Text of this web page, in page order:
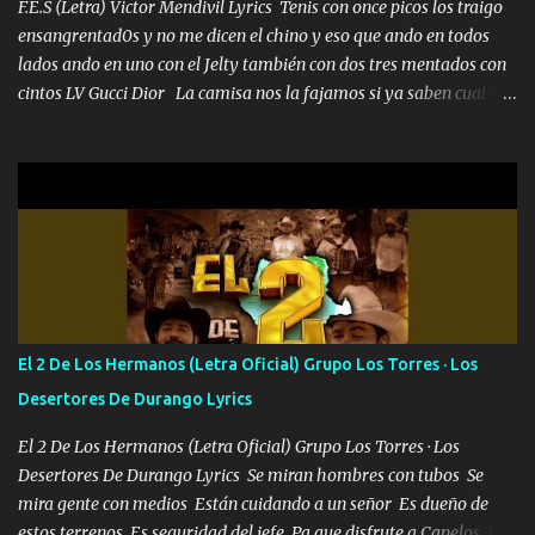
F.E.S (Letra) Victor Mendivil Lyrics Tenis con once picos los traigo
ensangrentad0s y no me dicen el chino y eso que ando en todos
lados ando en uno con el Jelty también con dos tres mentados con
cintos LV Gucci Dior La camisa nos la fajamos si ya saben cual es
estándares 110 mil records de pistas no me falta mucho para
verme en las revistas Ya pasé Italia Japón Madrid Milán y también
Francia ropa de 100.000 bolas Louis vuitton es mi fragancia
repleta de presidentes la bolsa estoy en mi pic si no se han dado
cuenta chequeen gráficas del kitch
El 2 De Los Hermanos (Letra Oficial) Grupo Los Torres · Los
Desertores De Durango Lyrics
El 2 De Los Hermanos (Letra Oficial) Grupo Los Torres · Los
Desertores De Durango Lyrics Se miran hombres con tubos Se
mira gente con medios Están cuidando a un señor Es dueño de